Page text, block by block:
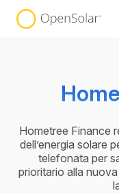
Hometree Finance
dell’energia solare
telefonata per
prioritario alla